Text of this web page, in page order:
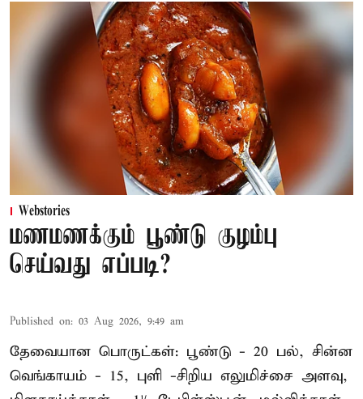
Webstories
மணமணக்கும் பூண்டு குழம்பு
செய்வது எப்படி?
Published on: 03 Aug 2026, 9:49 am
தேவையான பொருட்கள்: பூண்டு - 20 பல், சின்ன
வெங்காயம் - 15, புளி -சிறிய எலுமிச்சை அளவு,